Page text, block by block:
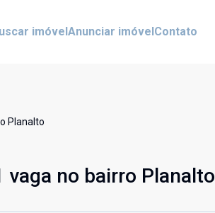
imóvelAnunciar imóvelContato
Planalto
no bairro Planalto